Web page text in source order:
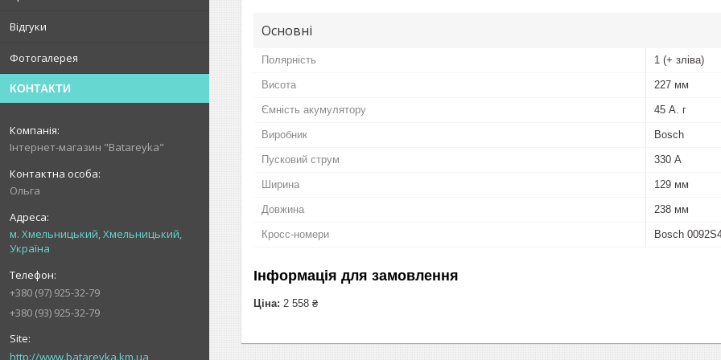
Відгуки
Фотогалерея
КОНТАКТИ
Інтернет-магазин "Batareyka"
Ольга
м. Хмельницький, Хмельницький,
Україна
+380 (97) 925-32-79
+380 (93) 925-32-79
http://www.batareyka.km.ua
Основні
Полярність 1 (+ зліва)
Висота 227 мм
Ємність акумулятору 45 А. г
Виробник Bosch
Пусковий струм 330 А
Ширина 129 мм
Довжина 238 мм
Кросс-номери Bosch
Інформація для замовлення
Ціна: 2 558 ₴